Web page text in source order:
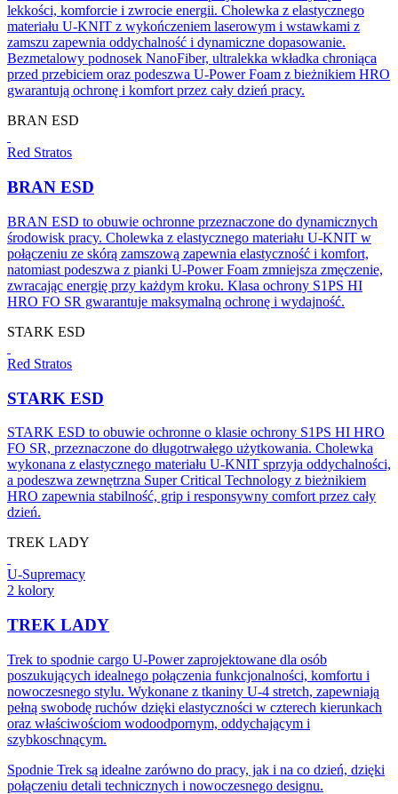
lekkości, komforcie i zwrocie energii. Cholewka z elastycznego
materiału U-KNIT z wykończeniem laserowym i wstawkami z
zamszu zapewnia oddychalność i dynamiczne dopasowanie.
Bezmetalowy podnosek NanoFiber, ultralekka wkładka chroniąca
przed przebiciem oraz podeszwa U-Power Foam z bieżnikiem HRO
gwarantują ochronę i komfort przez cały dzień pracy.
BRAN ESD
Red Stratos
BRAN ESD
BRAN ESD to obuwie ochronne przeznaczone do dynamicznych
środowisk pracy. Cholewka z elastycznego materiału U-KNIT w
połączeniu ze skórą zamszową zapewnia elastyczność i komfort,
natomiast podeszwa z pianki U-Power Foam zmniejsza zmęczenie,
zwracając energię przy każdym kroku. Klasa ochrony S1PS HI
HRO FO SR gwarantuje maksymalną ochronę i wydajność.
STARK ESD
Red Stratos
STARK ESD
STARK ESD to obuwie ochronne o klasie ochrony S1PS HI HRO
FO SR, przeznaczone do długotrwałego użytkowania. Cholewka
wykonana z elastycznego materiału U-KNIT sprzyja oddychalności,
a podeszwa zewnętrzna Super Critical Technology z bieżnikiem
HRO zapewnia stabilność, grip i responsywny comfort przez cały
dzień.
TREK LADY
U-Supremacy
2 kolory
TREK LADY
Trek to spodnie cargo U-Power zaprojektowane dla osób
poszukujących idealnego połączenia funkcjonalności, komfortu i
nowoczesnego stylu. Wykonane z tkaniny U-4 stretch, zapewniają
pełną swobodę ruchów dzięki elastyczności w czterech kierunkach
oraz właściwościom wodoodpornym, oddychającym i
szybkoschnącym.
Spodnie Trek są idealne zarówno do pracy, jak i na co dzień, dzięki
połączeniu detali technicznych i nowoczesnego designu.